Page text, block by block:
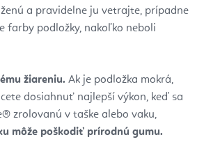
a pravidelne ju vetrajte, prípadne
farby podložky, nakoľko neboli
žiareniu. Ak je podložka mokrá,
dosiahnuť najlepší výkon, keď sa
zrolovanú v taške alebo vaku,
môže poškodiť prírodnú gumu.